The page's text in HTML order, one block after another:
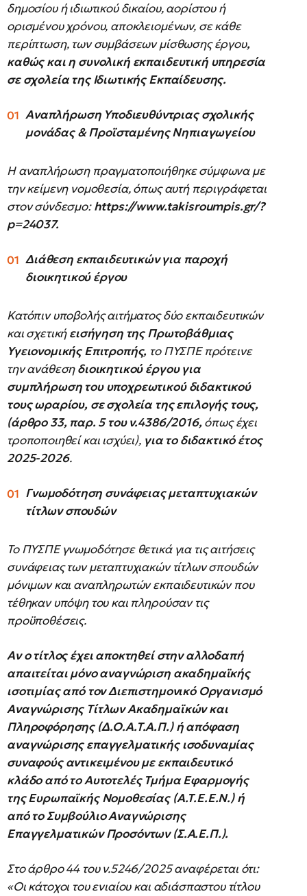
δημοσίου ή ιδιωτικού δικαίου, αορίστου ή
ορισμένου χρόνου, αποκλειομένων, σε κάθε
περίπτωση, των συμβάσεων μίσθωσης έργου,
καθώς και η συνολική εκπαιδευτική υπηρεσία
σε σχολεία της Ιδιωτικής Εκπαίδευσης.
Αναπλήρωση Υποδιευθύντριας σχολικής
μονάδας & Προϊσταμένης Νηπιαγωγείου
Η αναπλήρωση πραγματοποιήθηκε σύμφωνα με
την κείμενη νομοθεσία, όπως αυτή περιγράφεται
στον σύνδεσμο:https://www.takisroumpis.gr/?
p=24037.
Διάθεση εκπαιδευτικών για παροχή
διοικητικού έργου
Κατόπιν υποβολής αιτήματος δύο εκπαιδευτικών
και σχετικήεισήγηση της Πρωτοβάθμιας
Υγειονομικής Επιτροπής, το ΠΥΣΠΕ πρότεινε
την ανάθεσηδιοικητικού έργου για
συμπλήρωση του υποχρεωτικού διδακτικού
τους ωραρίου, σε σχολεία της επιλογής τους,
(άρθρο 33, παρ. 5 του ν.4386/2016, όπως έχει
τροποποιηθεί και ισχύει), για το διδακτικό έτος
2025-2026.
Γνωμοδότηση συνάφειας μεταπτυχιακών
τίτλων σπουδών
Το ΠΥΣΠΕ γνωμοδότησε θετικά για τις αιτήσεις
συνάφειας των μεταπτυχιακών τίτλων σπουδών
μόνιμων και αναπληρωτών εκπαιδευτικών που
τέθηκαν υπόψη του και πληρούσαν τις
προϋποθέσεις.
Αν ο τίτλος έχει αποκτηθεί στην αλλοδαπή
απαιτείται μόνο αναγνώριση ακαδημαϊκής
ισοτιμίας από τον Διεπιστημονικό Οργανισμό
Αναγνώρισης Τίτλων Ακαδημαϊκών και
Πληροφόρησης (Δ.Ο.Α.Τ.Α.Π.) ή απόφαση
αναγνώρισης επαγγελματικής ισοδυναμίας
συναφούς αντικειμένου με εκπαιδευτικό
κλάδο από το Αυτοτελές Τμήμα Εφαρμογής
της Ευρωπαϊκής Νομοθεσίας (Α.Τ.Ε.Ε.Ν.) ή
από το Συμβούλιο Αναγνώρισης
Επαγγελματικών Προσόντων (Σ.Α.Ε.Π.).
Στο άρθρο 44 του ν.5246/2025 αναφέρεται ότι:
«Οι κάτοχοι του ενιαίου και αδιάσπαστου τίτλου